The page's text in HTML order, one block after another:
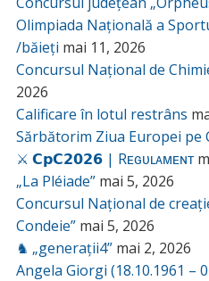
Olimpiada Națională a
/băieți mai 11, 2026
Concursul Național de
2026
Calificare în lotul restrâns
Sărbătorim Ziua Europei pe
⚔️ 𝗖𝗽𝗖𝟮𝟬𝟮𝟲 | Rᴇɢᴜʟᴀᴍᴇɴᴛ
„La Pléiade” mai 5, 2026
Concursul Național de
Condeie” mai 5, 2026
♞ „generații4” mai 2, 2026
Angela Giorgi (18.10.1961 –